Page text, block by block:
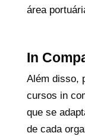
área
In
Além disso,
cursos in
que se
de cada